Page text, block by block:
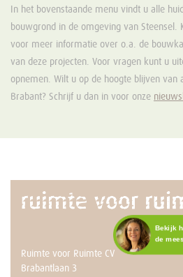
Bekijk
de
In het bovenstaande menu vindt u alle
bouwgrond in de omgeving van Steensel.
voor meer informatie over o.a. de
van deze projecten. Voor vragen kunt u
opnemen. Wilt u op de hoogte blijven van
Brabant? Schrijf u dan in voor onze
Ruimte voor Ruimte CV
Brabantlaan 3